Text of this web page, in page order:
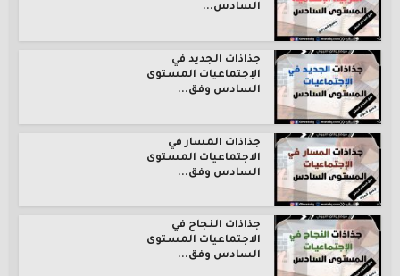
السادس...
جذاذات الجديد في
الإجتماعيات المستوى
السادس وفق...
جذاذات المسار في
الاجتماعيات المستوى
السادس وفق...
جذاذات النجاح في
الاجتماعيات المستوى
السادس وفق...